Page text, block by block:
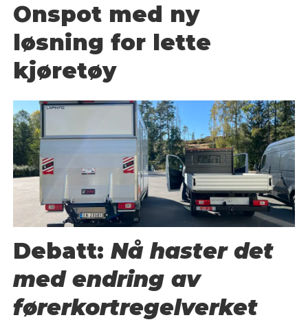
Onspot med ny
løsning for lette
kjøretøy
Debatt:Nå haster det
med endring av
førerkortregelverket